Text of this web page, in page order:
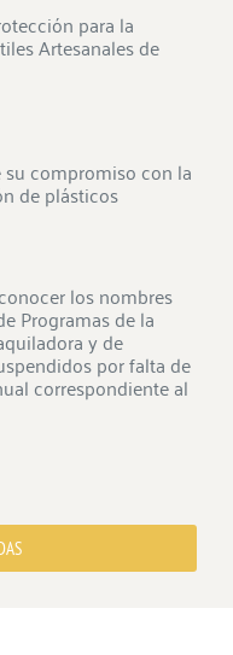
para la
Artesanales de
compromiso con la
de plásticos
los nombres
Programas de la
y de
por falta de
correspondiente al